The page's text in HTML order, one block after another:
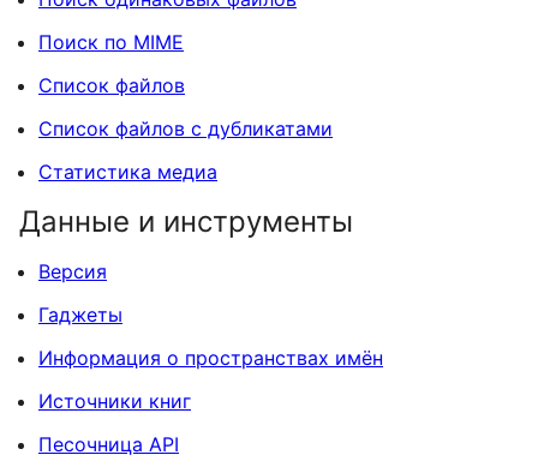
Поиск по MIME
Список файлов
Список файлов с дубликатами
Статистика медиа
Данные и инструменты
Версия
Гаджеты
Информация о пространствах имён
Источники книг
Песочница API